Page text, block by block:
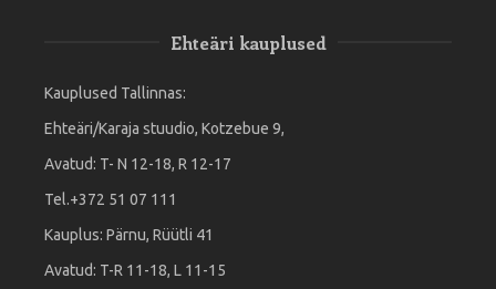
Ehteäri kauplused
Kauplused Tallinnas:
Ehteäri/Karaja stuudio, Kotzebue 9,
Avatud: T- N 12-18, R 12-17
Tel.+372 51 07 111
Kauplus: Pärnu, Rüütli 41
Avatud: T-R 11-18, L 11-15